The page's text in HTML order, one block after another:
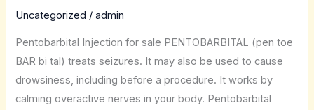
Uncategorized /admin
Pentobarbital Injection for sale PENTOBARBITAL (pen toe
BAR bi tal) treats seizures. It may also be used to cause
drowsiness, including before a procedure. It works by
calming overactive nerves in your body. Pentobarbital